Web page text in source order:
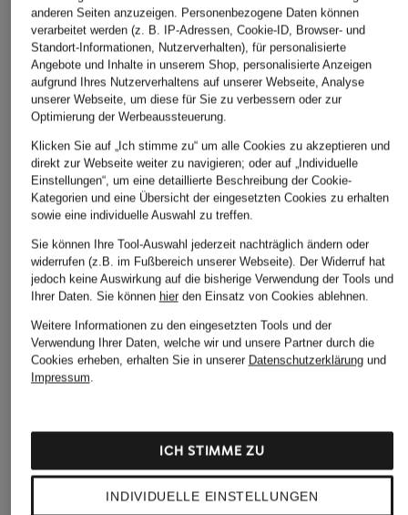
3/4-Arm
39,99 €
Bestpreis:79,99 €
59,99 €
Bestpreis:99,95 €
24,99 €
Bestpreis:
ÄHNLICHE ARTIKEL ENTDECKEN
anderen Seiten anzuzeigen. Personenbezogene Daten können
verarbeitet werden (z. B. IP-Adressen, Cookie-ID, Browser- und
Standort-Informationen, Nutzerverhalten), für personalisierte
Angebote und Inhalte in unserem Shop, personalisierte Anzeigen
aufgrund Ihres Nutzerverhaltens auf unserer Webseite, Analyse
unserer Webseite, um diese für Sie zu verbessern oder zur
Optimierung der Werbeaussteuerung.
Klicken Sie auf „Ich stimme zu“ um alle Cookies zu akzeptieren und
direkt zur Webseite weiter zu navigieren; oder auf „Individuelle
Einstellungen“, um eine detaillierte Beschreibung der Cookie-
Kategorien und eine Übersicht der eingesetzten Cookies zu erhalten
sowie eine individuelle Auswahl zu treffen.
Sie können Ihre Tool-Auswahl jederzeit nachträglich ändern oder
widerrufen (z.B. im Fußbereich unserer Webseite). Der Widerruf hat
jedoch keine Auswirkung auf die bisherige Verwendung der Tools und
Ihrer Daten. Sie können hierden Einsatz von Cookies ablehnen.
Weitere Informationen zu den eingesetzten Tools und der
Verwendung Ihrer Daten, welche wir und unsere Partner durch die
Cookies erheben, erhalten Sie in unserer Datenschutzerklärungund
Impressum.
INDIVIDUELLE EINSTELLUNGEN
ICH STIMME ZU